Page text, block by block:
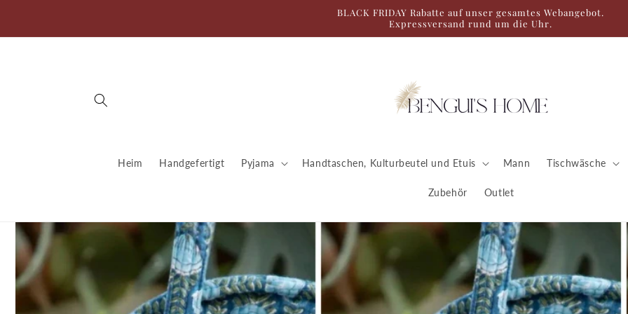
BLACK FRIDAY Rabatte auf unser gesamtes Webangebot.
Expressversand rund um die Uhr.
Heim Handgefertigt Pyjama Handtaschen, Kulturbeutel und Etuis Mann Tischwäsche
Zubehör Outlet